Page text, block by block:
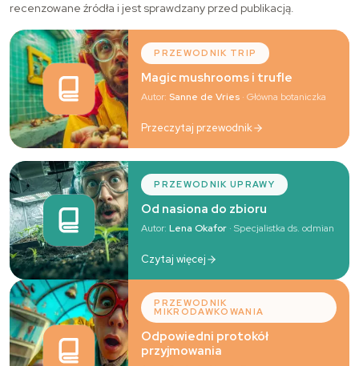
recenzowane źródła i jest sprawdzany przed publikacją.
PRZEWODNIK TRIP
Magic mushrooms i trufle
Autor:Sanne de Vries · Główna botaniczka
Przeczytaj przewodnik
PRZEWODNIK UPRAWY
Od nasiona do zbioru
Autor:Lena Okafor · Specjalistka ds. odmian
Czytaj więcej
PRZEWODNIK
MIKRODAWKOWANIA
Odpowiedni protokół
przyjmowania